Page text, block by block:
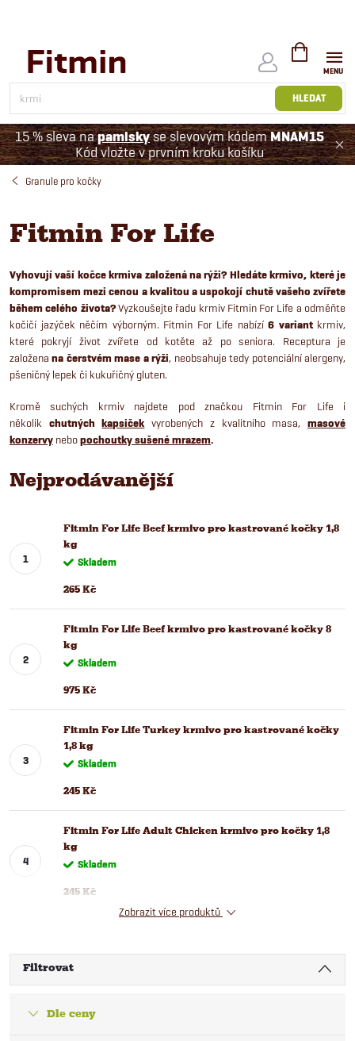
HLEDAT
NÁKUPNÍ
KOŠÍK
15 % sleva napamlskyse slevovým kódemMNAM15
Kód vložte v prvním kroku košíku
Granule pro kočky
Fitmin For Life
Vyhovují vaší kočce krmiva založená na rýži? Hledáte krmivo, které je
kompromisem mezi cenou a kvalitou a uspokojí chutě vašeho zvířete
během celého života? Vyzkoušejte řadu krmiv Fitmin For Life a odměňte
kočičí jazýček něčím výborným. Fitmin For Life nabízí6 variant krmiv,
které pokryjí život zvířete od kotěte až po seniora. Receptura je
založena na čerstvém mase a rýži, neobsahuje tedy potenciální alergeny,
pšeničný lepek či kukuřičný gluten.
Kromě suchých krmiv najdete pod značkou Fitmin For Life i
několik chutnýchkapsiček vyrobených z kvalitního masa,masové
konzervy nebopochoutky sušené mrazem.
Nejprodávanější
Fitmin For Life Beef krmivo pro kastrované kočky 1,8
kg
Skladem
265 Kč
Fitmin For Life Beef krmivo pro kastrované kočky 8
kg
Skladem
975 Kč
Fitmin For Life Turkey krmivo pro kastrované kočky
1,8 kg
Skladem
245 Kč
Fitmin For Life Adult Chicken krmivo pro kočky 1,8
kg
Skladem
245 Kč
Zobrazit více produktů
Filtrovat
Dle ceny